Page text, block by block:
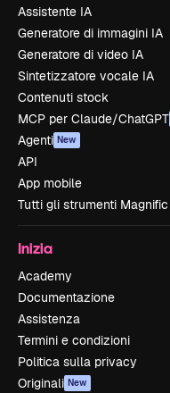
Assistente IA
Generatore di immagini IA
Generatore di video IA
Sintetizzatore vocale IA
Contenuti stock
MCP per Claude/ChatGPT
Agenti New
API
App mobile
Tutti gli strumenti Magnific
Inizia
Academy
Documentazione
Assistenza
Termini e condizioni
Politica sulla privacy
Originali New